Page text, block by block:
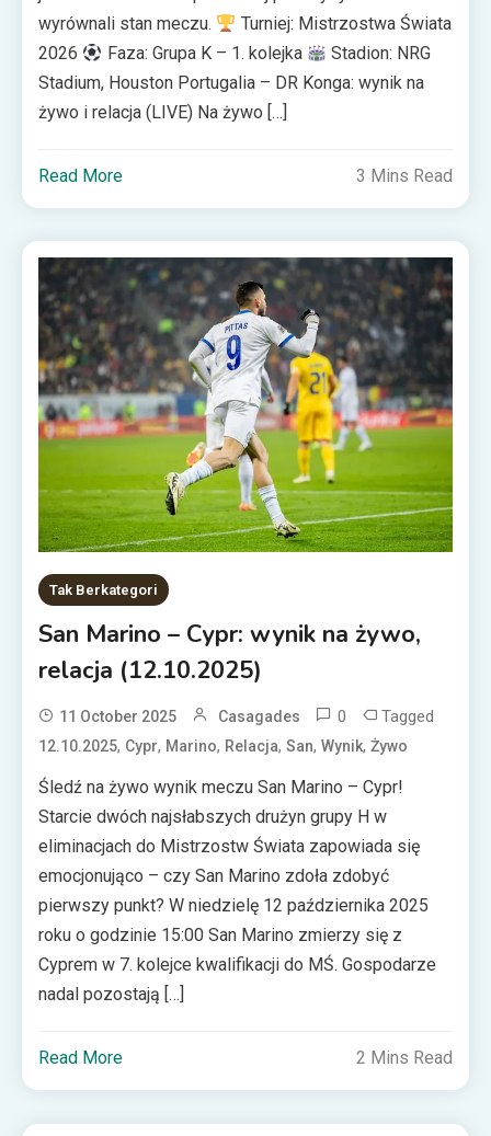
wyrównali stan meczu.
Turniej: Mistrzostwa Świata
2026
Faza: Grupa K – 1. kolejka
Stadion: NRG
Stadium, Houston Portugalia – DR Konga: wynik na
żywo i relacja (LIVE) Na żywo […]
Read More 3 Mins Read
Tak Berkategori
San Marino – Cypr: wynik na żywo,
relacja (12.10.2025)
11 October 2025 Casagades 0 Tagged
12.10.2025, Cypr, Marino, Relacja,San,Wynik,Żywo
Śledź na żywo wynik meczu San Marino – Cypr!
Starcie dwóch najsłabszych drużyn grupy H w
eliminacjach do Mistrzostw Świata zapowiada się
emocjonująco – czy San Marino zdoła zdobyć
pierwszy punkt? W niedzielę 12 października 2025
roku o godzinie 15:00 San Marino zmierzy się z
Cyprem w 7. kolejce kwalifikacji do MŚ. Gospodarze
nadal pozostają […]
Read More 2 Mins Read